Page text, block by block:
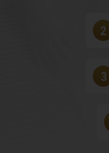
2
3